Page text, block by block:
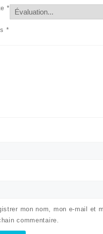
*
*
mon nom, mon e-mail et
commentaire.